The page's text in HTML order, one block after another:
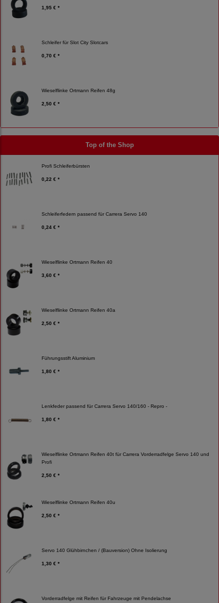
1,95 € *
Schleifer für Slot City Slotcars
0,70 € *
Wieselflinke Ortmann Reifen 48g
2,50 € *
Top of the Shop
Profi Schleiferbürsten
0,22 € *
Schleiferfedern passend für Carrera Servo 140
0,24 € *
Wieselflinke Ortmann Reifen 40
3,60 € *
Wieselflinke Ortmann Reifen 40a
2,50 € *
Führungsstift Aluminium
1,80 € *
Lenkfeder passend für Carrera Servo 140/160 - Repro -
1,80 € *
Wieselflinke Ortmann Reifen 40t für Carrera Vorderradfelge Servo 140 und
Profi
2,50 € *
Wieselflinke Ortmann Reifen 40u
2,50 € *
Servo 140 Glühbirnchen / (Bauversion) Ohne Isolierung
1,30 € *
Vorderradfelge mit Reifen für Fahrzeuge mit Pendelachse